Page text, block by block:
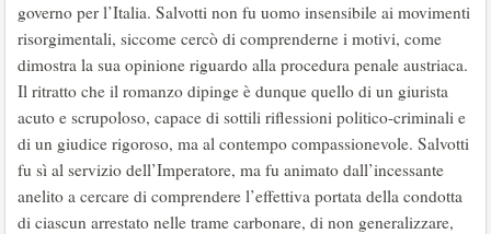
governo per l’Italia. Salvotti non fu uomo insensibile ai movimenti
risorgimentali, siccome cercò di comprenderne i motivi, come
dimostra la sua opinione riguardo alla procedura penale austriaca.
Il ritratto che il romanzo dipinge è dunque quello di un giurista
acuto e scrupoloso, capace di sottili riflessioni politico-criminali e
di un giudice rigoroso, ma al contempo compassionevole. Salvotti
fu sì al servizio dell’Imperatore, ma fu animato dall’incessante
anelito a cercare di comprendere l’effettiva portata della condotta
di ciascun arrestato nelle trame carbonare, di non generalizzare,